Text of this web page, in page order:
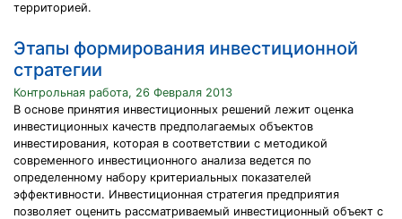
территорией.
Этапы формирования инвестиционной
стратегии
Контрольная работа, 26 Февраля 2013
В основе принятия инвестиционных решений лежит оценка
инвестиционных качеств предполагаемых объектов
инвестирования, которая в соответствии с методикой
современного инвестиционного анализа ведется по
определенному набору критериальных показателей
эффективности. Инвестиционная стратегия предприятия
позволяет оценить рассматриваемый инвестиционный объект с